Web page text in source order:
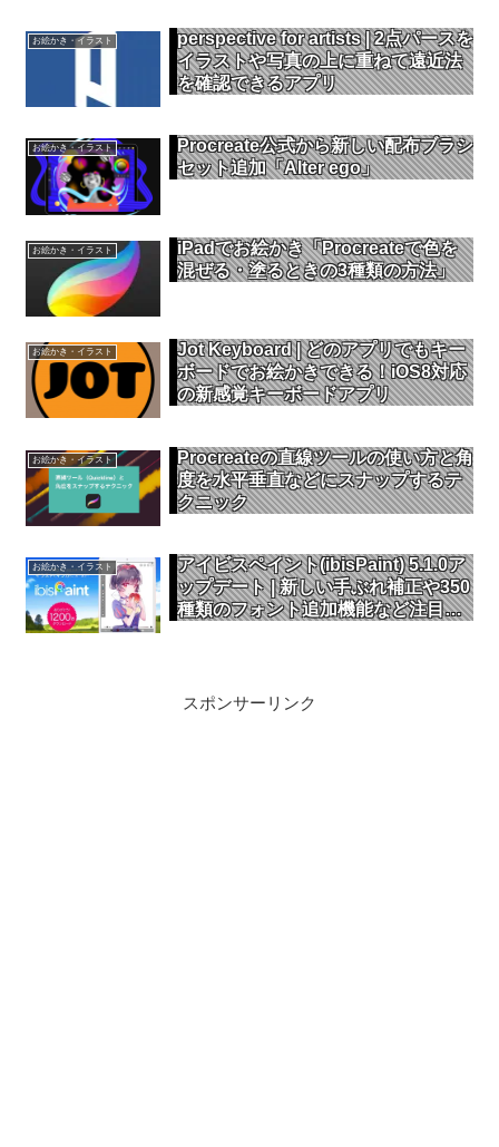
お絵かき・イラスト
perspective for artists | 2点パースを
イラストや写真の上に重ねて遠近法
を確認できるアプリ
お絵かき・イラスト
Procreate公式から新しい配布ブラシ
セット追加「Alter ego」
お絵かき・イラスト
iPadでお絵かき「Procreateで色を
混ぜる・塗るときの3種類の方法」
お絵かき・イラスト
Jot Keyboard | どのアプリでもキー
ボードでお絵かきできる！iOS8対応
の新感覚キーボードアプリ
お絵かき・イラスト
Procreateの直線ツールの使い方と角
度を水平垂直などにスナップするテ
クニック
お絵かき・イラスト
アイビスペイント(ibisPaint) 5.1.0ア
ップデート | 新しい手ぶれ補正や350
種類のフォント追加機能など注目の
スポンサーリンク